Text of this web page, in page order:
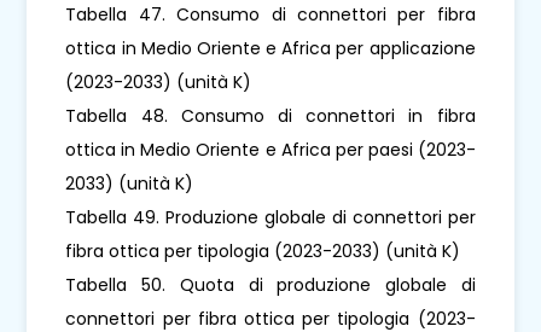
Tabella 47. Consumo di connettori per fibra
ottica in Medio Oriente e Africa per applicazione
(2023-2033) (unità K)
Tabella 48. Consumo di connettori in fibra
ottica in Medio Oriente e Africa per paesi (2023-
2033) (unità K)
Tabella 49. Produzione globale di connettori per
fibra ottica per tipologia (2023-2033) (unità K)
Tabella 50. Quota di produzione globale di
connettori per fibra ottica per tipologia (2023-